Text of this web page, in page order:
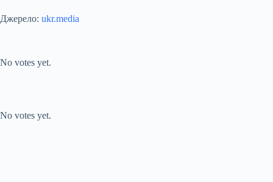
Джерело: ukr.media
No votes yet.
No votes yet.